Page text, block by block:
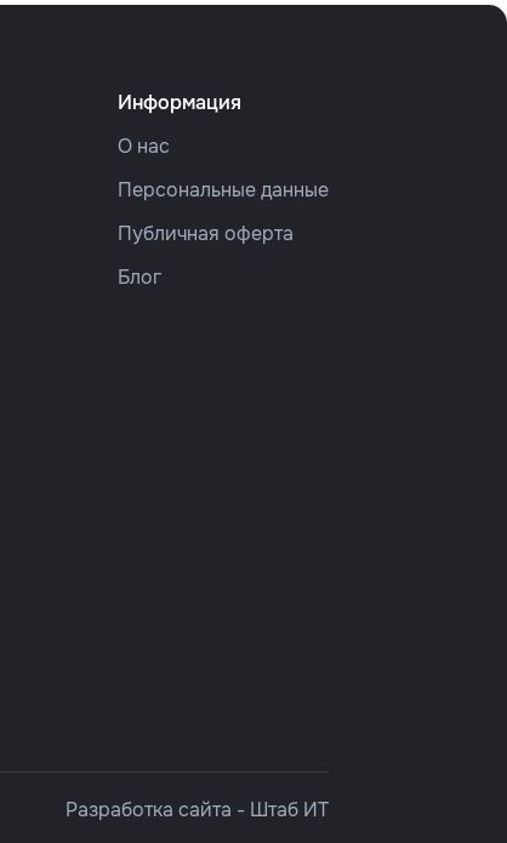
Информация
О нас
Персональные данные
Публичная оферта
Блог
Разработка сайта - Штаб ИТ